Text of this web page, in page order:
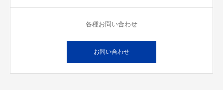
各種お問い合わせ
お問い合わせ